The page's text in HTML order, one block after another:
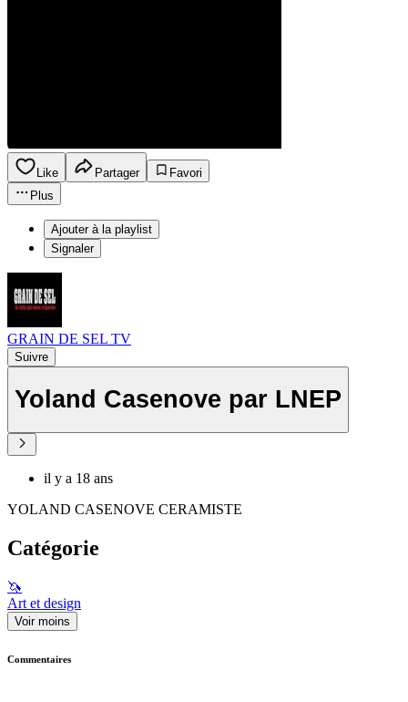
Like Partager
Favori
Plus
Ajouter à la playlist
Signaler
GRAIN DE SEL TV
Suivre
Yoland Casenove par LNEP
il y a 18 ans
YOLAND CASENOVE CERAMISTE
Catégorie
🦄
Art et design
Voir moins
Commentaires